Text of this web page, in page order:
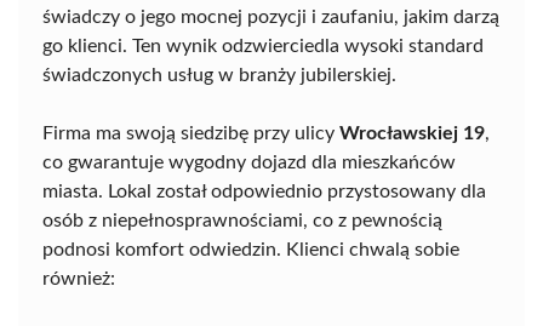
świadczy o jego mocnej pozycji i zaufaniu, jakim darzą
go klienci. Ten wynik odzwierciedla wysoki standard
świadczonych usług w branży jubilerskiej.
Firma ma swoją siedzibę przy ulicy Wrocławskiej 19,
co gwarantuje wygodny dojazd dla mieszkańców
miasta. Lokal został odpowiednio przystosowany dla
osób z niepełnosprawnościami, co z pewnością
podnosi komfort odwiedzin. Klienci chwalą sobie
również: